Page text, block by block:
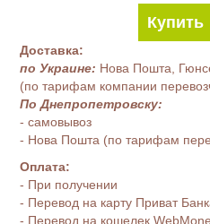
Купить
Доставка:
по Украине: Нова Пошта,
(по тарифам компании
По Днепропетровску:
- самовывоз
- Нова Пошта (по тарифам
Оплата:
- При получении
- Перевод на карту Приват
- Перевод на кошелек